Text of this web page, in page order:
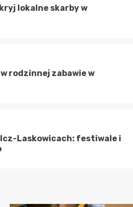
lokalne skarby w
rodzinnej zabawie w
Laskowicach: festiwale i